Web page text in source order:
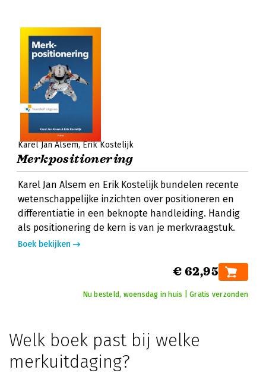
Karel Jan Alsem Erik Kostelijk
Merkpositionering
Karel Jan Alsem en Erik Kostelijk bundelen recente
wetenschappelijke inzichten over positioneren en
differentiatie in een beknopte handleiding. Handig
als positionering de kern is van je merkvraagstuk.
Boek bekijken
€ 62,95
Nu besteld, woensdag in huis | Gratis verzonden
Welk boek past bij welke
merkuitdaging?